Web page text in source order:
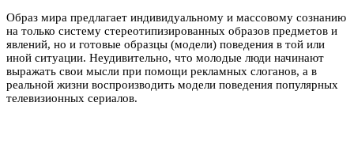
Образ мира предлагает индивидуальному и массовому сознанию
на только систему стереотипизированных образов предметов и
явлений, но и готовые образцы (модели) поведения в той или
иной ситуации. Неудивительно, что молодые люди начинают
выражать свои мысли при помощи рекламных слоганов, а в
реальной жизни воспроизводить модели поведения популярных
телевизионных сериалов.